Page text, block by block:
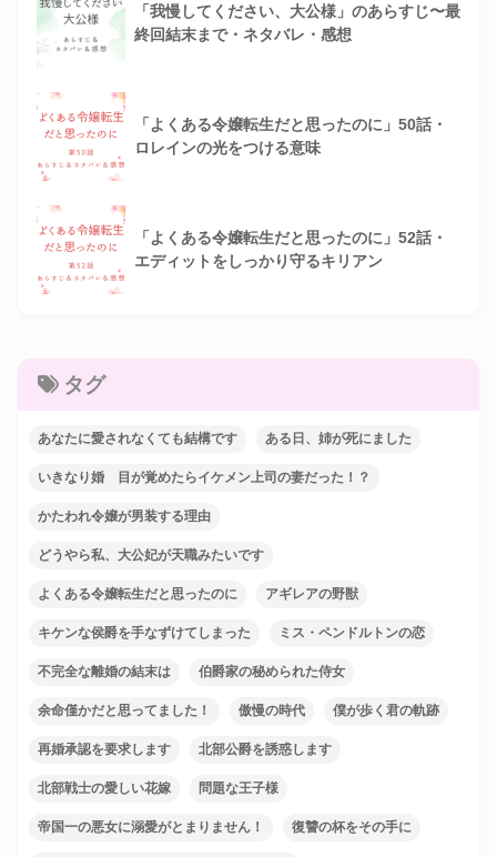
「我慢してください、大公様」のあらすじ〜最
終回結末まで・ネタバレ・感想
「よくある令嬢転生だと思ったのに」50話・
ロレインの光をつける意味
「よくある令嬢転生だと思ったのに」52話・
エディットをしっかり守るキリアン
タグ
あなたに愛されなくても結構です ある日、姉が死にました
いきなり婚 目が覚めたらイケメン上司の妻だった！？
かたわれ令嬢が男装する理由
どうやら私、大公妃が天職みたいです
よくある令嬢転生だと思ったのに アギレアの野獣
キケンな侯爵を手なずけてしまった ミス・ペンドルトンの恋
不完全な離婚の結末は 伯爵家の秘められた侍女
余命僅かだと思ってました！ 傲慢の時代 僕が歩く君の軌跡
再婚承認を要求します 北部公爵を誘惑します
北部戦士の愛しい花嫁 問題な王子様
帝国一の悪女に溺愛がとまりません！ 復讐の杯をその手に